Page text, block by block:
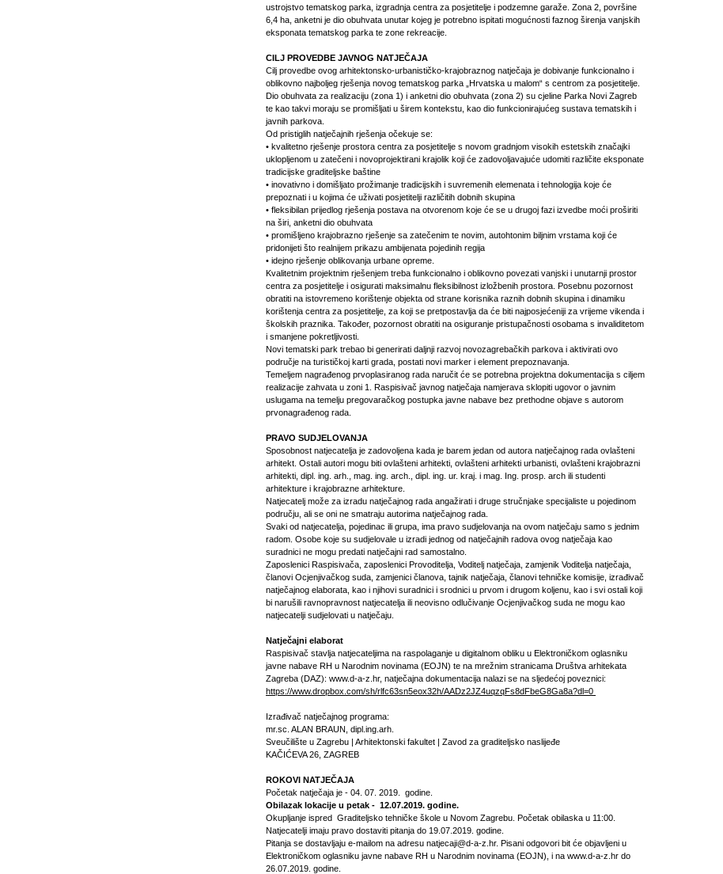
ustrojstvo tematskog parka, izgradnja centra za posjetitelje i podzemne garaže. Zona 2, površine
6,4 ha, anketni je dio obuhvata unutar kojeg je potrebno ispitati mogućnosti faznog širenja vanjskih
eksponata tematskog parka te zone rekreacije.
CILJ PROVEDBE JAVNOG NATJEČAJA
Cilj provedbe ovog arhitektonsko-urbanističko-krajobraznog natječaja je dobivanje funkcionalno i
oblikovno najboljeg rješenja novog tematskog parka „Hrvatska u malom“ s centrom za posjetitelje.
Dio obuhvata za realizaciju (zona 1) i anketni dio obuhvata (zona 2) su cjeline Parka Novi Zagreb
te kao takvi moraju se promišljati u širem kontekstu, kao dio funkcionirajućeg sustava tematskih i
javnih parkova.
Od pristiglih natječajnih rješenja očekuje se:
• kvalitetno rješenje prostora centra za posjetitelje s novom gradnjom visokih estetskih značajki
uklopljenom u zatečeni i novoprojektirani krajolik koji će zadovoljavajuće udomiti različite eksponate
tradicijske graditeljske baštine
• inovativno i domišljato prožimanje tradicijskih i suvremenih elemenata i tehnologija koje će
prepoznati i u kojima će uživati posjetitelji različitih dobnih skupina
• fleksibilan prijedlog rješenja postava na otvorenom koje će se u drugoj fazi izvedbe moći proširiti
na širi, anketni dio obuhvata
• promišljeno krajobrazno rješenje sa zatečenim te novim, autohtonim biljnim vrstama koji će
pridonijeti što realnijem prikazu ambijenata pojedinih regija
• idejno rješenje oblikovanja urbane opreme.
Kvalitetnim projektnim rješenjem treba funkcionalno i oblikovno povezati vanjski i unutarnji prostor
centra za posjetitelje i osigurati maksimalnu fleksibilnost izložbenih prostora. Posebnu pozornost
obratiti na istovremeno korištenje objekta od strane korisnika raznih dobnih skupina i dinamiku
korištenja centra za posjetitelje, za koji se pretpostavlja da će biti najposjećeniji za vrijeme vikenda i
školskih praznika. Također, pozornost obratiti na osiguranje pristupačnosti osobama s invaliditetom
i smanjene pokretljivosti.
Novi tematski park trebao bi generirati daljnji razvoj novozagrebačkih parkova i aktivirati ovo
područje na turističkoj karti grada, postati novi marker i element prepoznavanja.
Temeljem nagrađenog prvoplasiranog rada naručit će se potrebna projektna dokumentacija s ciljem
realizacije zahvata u zoni 1. Raspisivač javnog natječaja namjerava sklopiti ugovor o javnim
uslugama na temelju pregovaračkog postupka javne nabave bez prethodne objave s autorom
prvonagrađenog rada.
PRAVO SUDJELOVANJA
Sposobnost natjecatelja je zadovoljena kada je barem jedan od autora natječajnog rada ovlašteni
arhitekt. Ostali autori mogu biti ovlašteni arhitekti, ovlašteni arhitekti urbanisti, ovlašteni krajobrazni
arhitekti, dipl. ing. arh., mag. ing. arch., dipl. ing. ur. kraj. i mag. Ing. prosp. arch ili studenti
arhitekture i krajobrazne arhitekture.
Natjecatelj može za izradu natječajnog rada angažirati i druge stručnjake specijaliste u pojedinom
području, ali se oni ne smatraju autorima natječajnog rada.
Svaki od natjecatelja, pojedinac ili grupa, ima pravo sudjelovanja na ovom natječaju samo s jednim
radom. Osobe koje su sudjelovale u izradi jednog od natječajnih radova ovog natječaja kao
suradnici ne mogu predati natječajni rad samostalno.
Zaposlenici Raspisivača, zaposlenici Provoditelja, Voditelj natječaja, zamjenik Voditelja natječaja,
članovi Ocjenjivačkog suda, zamjenici članova, tajnik natječaja, članovi tehničke komisije, izrađivač
natječajnog elaborata, kao i njihovi suradnici i srodnici u prvom i drugom koljenu, kao i svi ostali koji
bi narušili ravnopravnost natjecatelja ili neovisno odlučivanje Ocjenjivačkog suda ne mogu kao
natjecatelji sudjelovati u natječaju.
Natječajni elaborat
Raspisivač stavlja natjecateljima na raspolaganje u digitalnom obliku u Elektroničkom oglasniku
javne nabave RH u Narodnim novinama (EOJN) te na mrežnim stranicama Društva arhitekata
Zagreba (DAZ): www.d-a-z.hr, natječajna dokumentacija nalazi se na sljedećoj poveznici:
https://www.dropbox.com/sh/rlfc63sn5eox32h/AADz2JZ4uqzqFs8dFbeG8Ga8a?dl=0
Izrađivač natječajnog programa:
mr.sc. ALAN BRAUN, dipl.ing.arh.
Sveučilište u Zagrebu | Arhitektonski fakultet | Zavod za graditeljsko naslijeđe
KAČIĆEVA 26, ZAGREB
ROKOVI NATJEČAJA
Početak natječaja je - 04. 07. 2019. godine.
Obilazak lokacije u petak - 12.07.2019. godine.
Okupljanje ispred Graditeljsko tehničke škole u Novom Zagrebu. Početak obilaska u 11:00.
Natjecatelji imaju pravo dostaviti pitanja do 19.07.2019. godine.
Pitanja se dostavljaju e‐mailom na adresu natjecaji@d-a-z.hr. Pisani odgovori bit će objavljeni u
Elektroničkom oglasniku javne nabave RH u Narodnim novinama (EOJN), i na www.d-a-z.hr do
26.07.2019. godine.